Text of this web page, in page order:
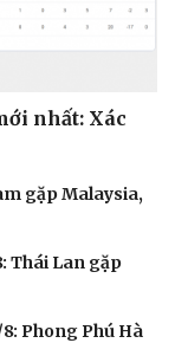
nhất: Xác
gặp Malaysia,
Thái Lan gặp
Phong Phú Hà